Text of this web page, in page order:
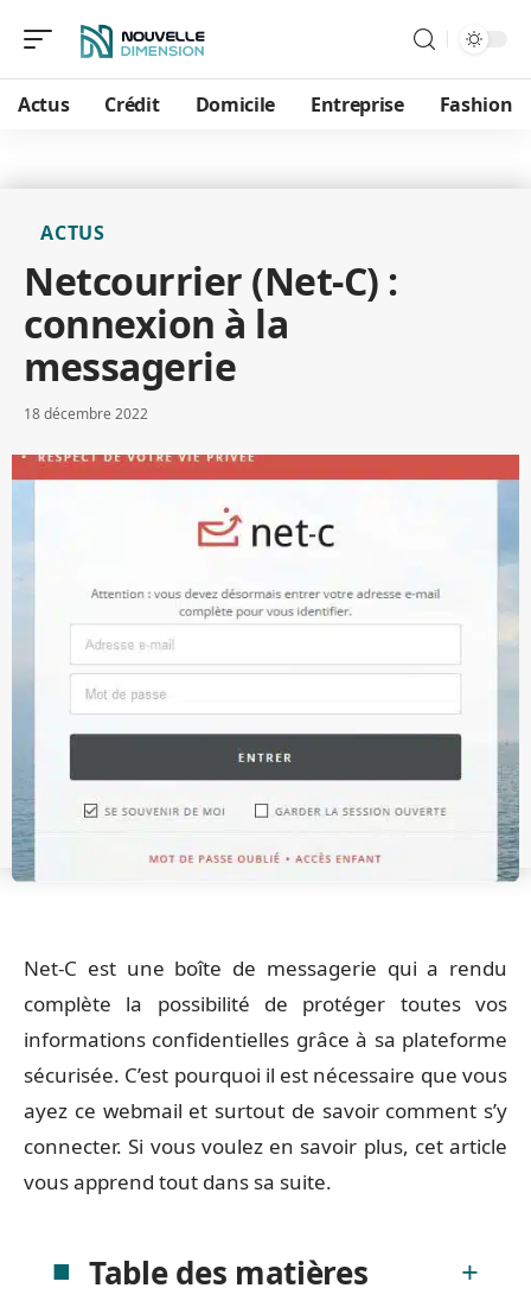
Actus Crédit Domicile Entreprise Fashion
ACTUS
Netcourrier (Net-C) :
connexion à la
messagerie
18 décembre 2022
Net-C est une boîte de messagerie qui a rendu
complète la possibilité de protéger toutes vos
informations confidentielles grâce à sa plateforme
sécurisée. C’est pourquoi il est nécessaire que vous
ayez ce webmail et surtout de savoir comment s’y
connecter. Si vous voulez en savoir plus, cet article
vous apprend tout dans sa suite.
Table des matières